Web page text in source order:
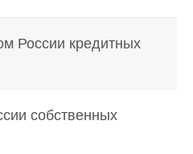
России кредитных
собственных